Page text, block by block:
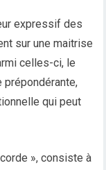
expressif des
sur une maitrise
celles-ci, le
prépondérante,
qui peut
», consiste à